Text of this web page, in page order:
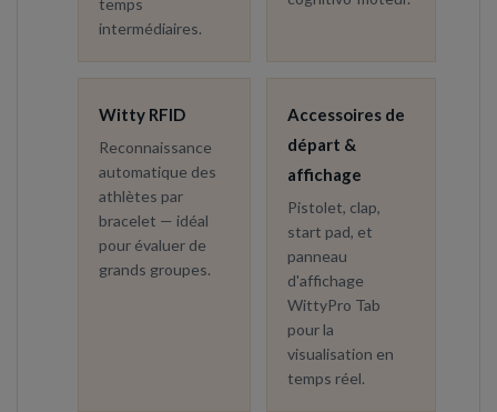
temps
intermédiaires.
Witty RFID
Reconnaissance
automatique des
athlètes par
bracelet — idéal
pour évaluer de
grands groupes.
Accessoires de
départ &
affichage
Pistolet, clap,
start pad, et
panneau
d'affichage
WittyPro Tab
pour la
visualisation en
temps réel.